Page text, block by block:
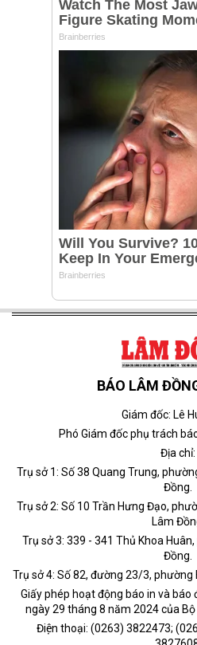
BÁO LÂM
Giám đốc: Lê
Phó Giám đốc phụ trách
Địa chỉ:
Trụ sở 1: Số 38 Quang Trung,
Đồng.
Trụ sở 2: Số 10 Trần Hưng Đạo,
Lâm
Trụ sở 3: 339 - 341 Thủ Khoa
Đồng.
Trụ sở 4: Số 82, đường 23/3, phường
Giấy phép hoạt động báo in và
ngày 29 tháng 8 năm 2024 của
Điện thoại: (0263) 3822473;